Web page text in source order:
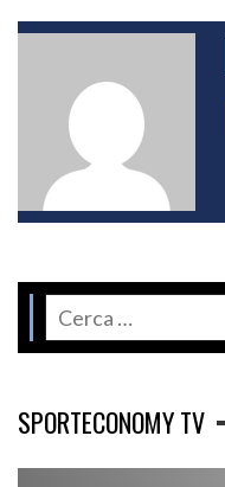
SPORTECONOMY TV